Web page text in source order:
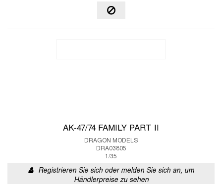
AK-47/74 FAMILY PART II
DRAGON MODELS
DRA03805
1/35
Registrieren Sie sich oder melden Sie sich an, um
Händlerpreise zu sehen